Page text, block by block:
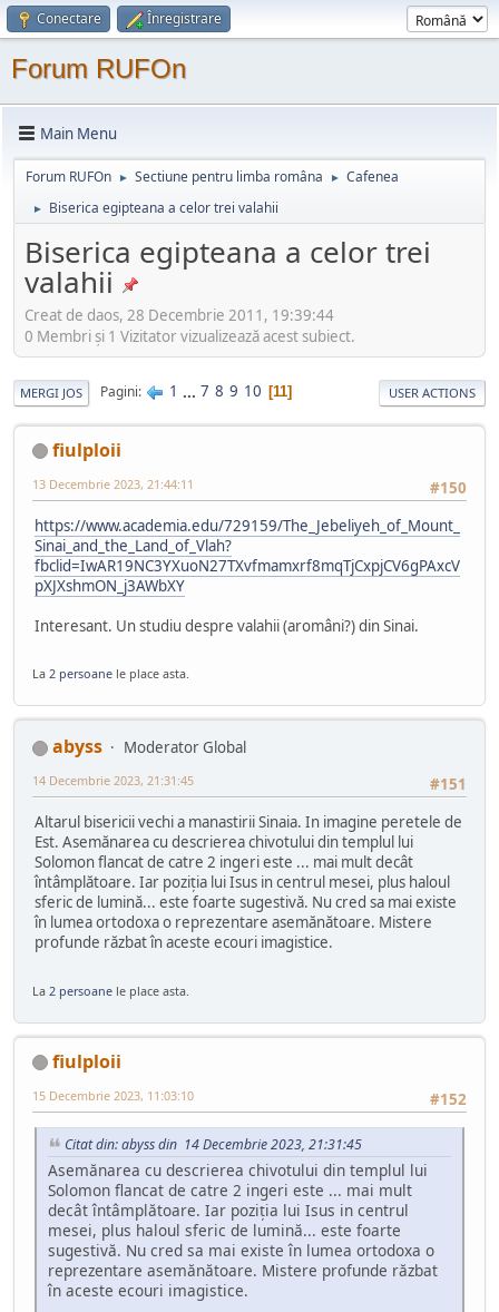
Conectare Înregistrare
Forum RUFOn
Main Menu
Forum RUFOn ► Sectiune pentru limba româna ► Cafenea
► Biserica egipteana a celor trei valahii
Biserica egipteana a celor trei
valahii
Creat de daos, 28 Decembrie 2011, 19:39:44
0 Membri şi 1 Vizitator vizualizează acest subiect.
MERGI JOS Pagini 1 ... 7 8 9 10 11 USER ACTIONS
fiulploii
#150
13 Decembrie 2023, 21:44:11
https://www.academia.edu/729159/The_Jebeliyeh_of_Mount_
Sinai_and_the_Land_of_Vlah?
fbclid=IwAR19NC3YXuoN27TXvfmamxrf8mqTjCxpjCV6gPAxcV
pXJXshmON_j3AWbXY
Interesant. Un studiu despre valahii (aromâni?) din Sinai.
La 2 persoane le place asta.
abyss
Moderator Global
#151
14 Decembrie 2023, 21:31:45
Altarul bisericii vechi a manastirii Sinaia. In imagine peretele de
Est. Asemănarea cu descrierea chivotului din templul lui
Solomon flancat de catre 2 ingeri este ... mai mult decât
întâmplătoare. Iar poziția lui Isus in centrul mesei, plus haloul
sferic de lumină... este foarte sugestivă. Nu cred sa mai existe
în lumea ortodoxa o reprezentare asemănătoare. Mistere
profunde răzbat în aceste ecouri imagistice.
La 2 persoane le place asta.
fiulploii
#152
15 Decembrie 2023, 11:03:10
Citat din: abyss din 14 Decembrie 2023, 21:31:45
Asemănarea cu descrierea chivotului din templul lui
Solomon flancat de catre 2 ingeri este ... mai mult
decât întâmplătoare. Iar poziția lui Isus in centrul
mesei, plus haloul sferic de lumină... este foarte
sugestivă. Nu cred sa mai existe în lumea ortodoxa o
reprezentare asemănătoare. Mistere profunde răzbat
în aceste ecouri imagistice.